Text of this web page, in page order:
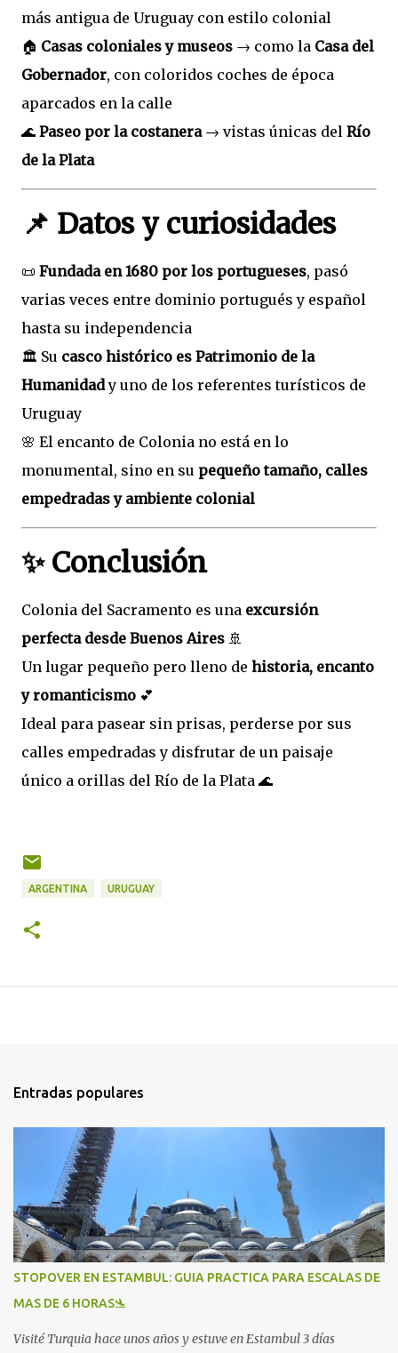
más antigua de Uruguay con estilo colonial
🏠 Casas coloniales y museos → como la Casa del
Gobernador, con coloridos coches de época
aparcados en la calle
🌊 Paseo por la costanera→ vistas únicas del Río
de la Plata
📌 Datos y curiosidades
📜 Fundada en 1680 por los portugueses, pasó
varias veces entre dominio portugués y español
hasta su independencia
🏛️ Su casco histórico es Patrimonio de la
Humanidady uno de los referentes turísticos de
Uruguay
🌸 El encanto de Colonia no está en lo
monumental, sino en su pequeño tamaño, calles
empedradas y ambiente colonial
✨ Conclusión
Colonia del Sacramento es una excursión
perfecta desde Buenos Aires 🚢
Un lugar pequeño pero lleno de historia, encanto
y romanticismo 💕
Ideal para pasear sin prisas, perderse por sus
calles empedradas y disfrutar de un paisaje
único a orillas del Río de la Plata 🌊
ARGENTINA URUGUAY
Entradas populares
STOPOVER EN ESTAMBUL: GUIA PRACTICA PARA ESCALAS DE
MAS DE 6 HORAS🛬
Visité Turquia hace unos años y estuve en Estambul 3 días